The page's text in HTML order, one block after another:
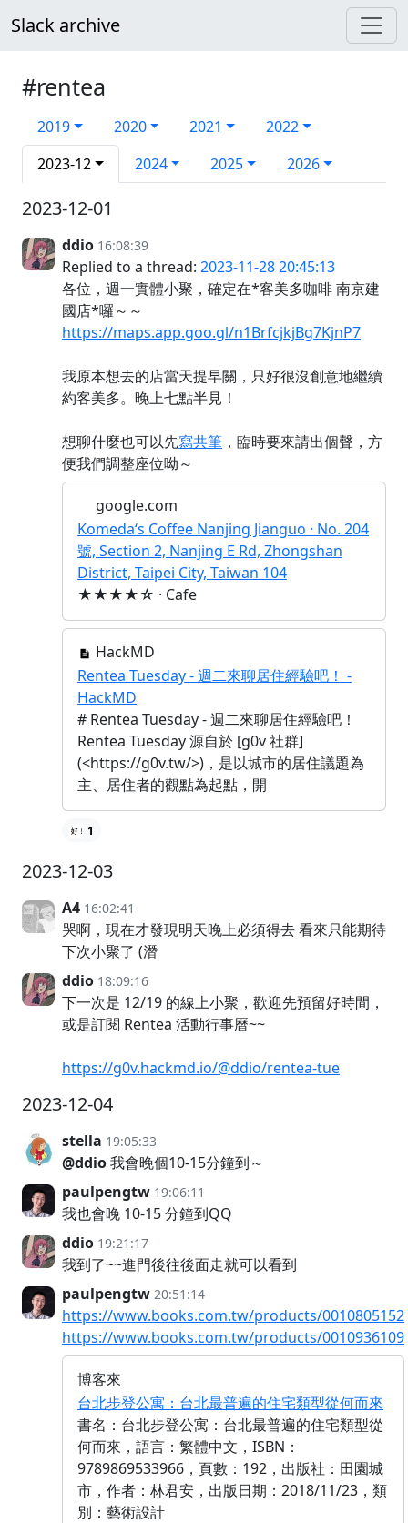
Slack archive
#rentea
2019 2020 2021
2022
2023-12
2024 2025 2026
2023-12-01
ddio 16:08:39
Replied to a thread: 2023-11-28 20:45:13
各位，週一實體小聚，確定在*客美多咖啡 南京建
國店*囉～～
https://maps.app.goo.gl/n1BrfcjkjBg7KjnP7
我原本想去的店當天提早關，只好很沒創意地繼續
約客美多。晚上七點半見！
想聊什麼也可以先寫共筆 ，臨時要來請出個聲，方
便我們調整座位呦～
google.com
Komeda‘s Coffee Nanjing Jianguo · No. 204
號, Section 2, Nanjing E Rd, Zhongshan
District, Taipei City, Taiwan 104
★★★★☆ · Cafe
HackMD
Rentea Tuesday - 週二來聊居住經驗吧！ -
HackMD
# Rentea Tuesday - 週二來聊居住經驗吧！
Rentea Tuesday 源自於 [g0v 社群]
(<https://g0v.tw/>)，是以城市的居住議題為
主、居住者的觀點為起點，開
1
2023-12-03
A4 16:02:41
哭啊，現在才發現明天晚上必須得去 看來只能期待
下次小聚了 (潛
ddio 18:09:16
下一次是 12/19 的線上小聚，歡迎先預留好時間，
或是訂閱 Rentea 活動行事曆~~
https://g0v.hackmd.io/@ddio/rentea-tue
2023-12-04
stella 19:05:33
@ddio我會晚個10-15分鐘到～
paulpengtw 19:06:11
我也會晚 10-15 分鐘到QQ
ddio 19:21:17
我到了~~進門後往後面走就可以看到
paulpengtw 20:51:14
https://www.books.com.tw/products/0010805152
https://www.books.com.tw/products/0010936109
博客來
台北步登公寓：台北最普遍的住宅類型從何而來
書名：台北步登公寓：台北最普遍的住宅類型從
何而來，語言：繁體中文，ISBN：
9789869533966，頁數：192，出版社：田園城
市，作者：林君安，出版日期：2018/11/23，類
別：藝術設計